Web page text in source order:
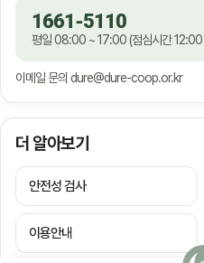
1661-5110
평일 08:00 ~ 17:00 (점심시간 12:00
이메일 문의 dure@dure-coop.or.kr
더 알아보기
안전성 검사
이용안내